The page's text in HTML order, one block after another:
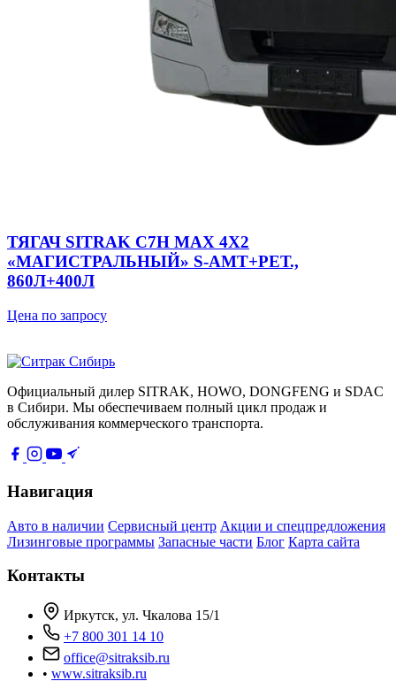
ТЯГАЧ SITRAK C7H MAX 4Х2
«МАГИСТРАЛЬНЫЙ» S-AMT+РЕТ.,
860Л+400Л
Цена по запросу
Официальный дилер SITRAK, HOWO, DONGFENG и SDAC
в Сибири. Мы обеспечиваем полный цикл продаж и
обслуживания коммерческого транспорта.
Навигация
Авто в наличии Сервисный центр Акции и спецпредложения
Лизинговые программы Запасные части Блог Карта сайта
Контакты
Иркутск, ул. Чкалова 15/1
+7 800 301 14 10
office@sitraksib.ru
• www.sitraksib.ru